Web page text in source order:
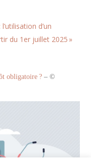
d’un
du 1er juillet 2025 »
obligatoire ?– ©